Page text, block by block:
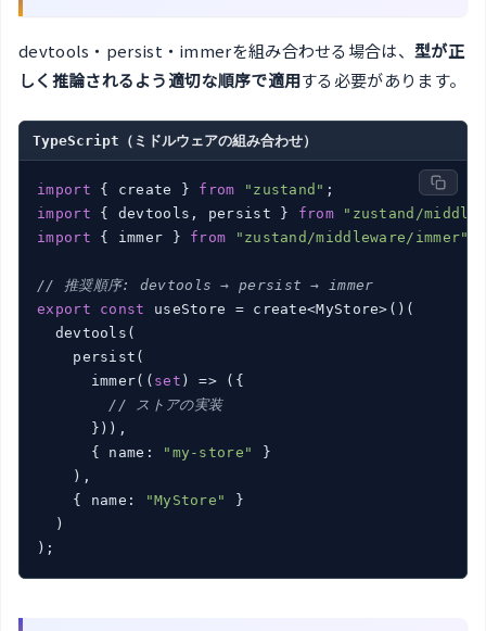
devtools・persist・immerを組み合わせる場合は、 型が正
しく推論されるよう適切な順序で適用する必要があります。
TypeScript（ミドルウェアの組み合わせ）
import { create } from "zustand"
import { devtools, persist } from
"zustand/
import { immer } from "zustand/middleware/immer"
// 推奨順序: devtools → persist → immer
export
const
useStore = create<MyStore>()(
  devtools(
    persist(
      immer(
( set ) => ({
// ストアの実装
      })),
      { name:
"my-store"
}
    ),
    { name:
"MyStore"
}
  )